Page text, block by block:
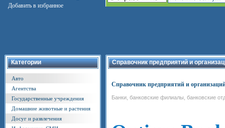
Добавить в избранное
Категории
Авто
Агентства
Государственные учреждения
Домашние животные и растения
Досуг и развлечения
Справочник предприятий и
Справочник предприятий и
Банки, банковские филиалы, банковские